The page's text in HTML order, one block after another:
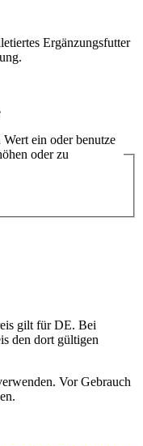
Ergänzungsfutter
ein oder benutze
oder zu
gilt für DE. Bei
den dort gültigen
Vor Gebrauch